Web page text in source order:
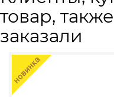
товар,
заказали